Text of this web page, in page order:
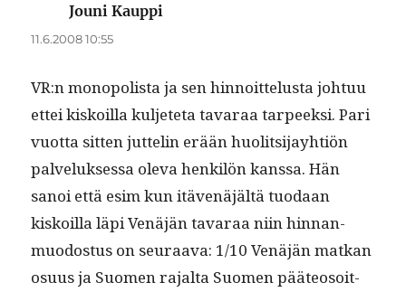
Jouni Kauppi
11.6.2008 10:55
VR:n monop­o­lista ja sen hin­noit­telus­ta johtuu
ettei kiskoil­la kul­jete­ta tavaraa tarpeek­si. Pari
vuot­ta sit­ten jut­telin erään huolit­si­jay­htiön
palveluk­ses­sa ole­va henkilön kanssa. Hän
sanoi että esim kun itävenäjältä tuo­daan
kiskoil­la läpi Venäjän tavaraa niin hin­nan­
muo­dos­tus on seu­raa­va: 1/10 Venäjän matkan
osu­us ja Suomen rajal­ta Suomen pää­teosoit­